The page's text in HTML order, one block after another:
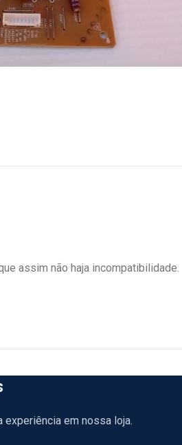
assim não haja incompatibilidade.
em nossa loja.